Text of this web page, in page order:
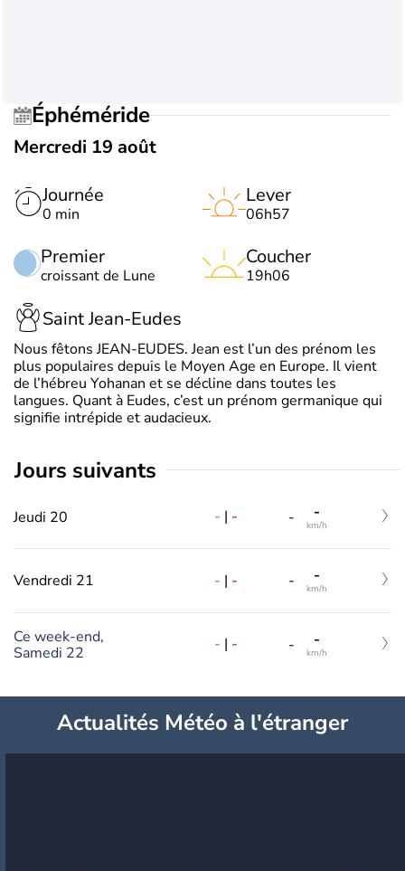
Éphéméride
Mercredi 19 août
Journée
0 min
Premier
croissant de Lune
Lever
06h57
Coucher
19h06
Saint Jean-Eudes
Nous fêtons JEAN-EUDES. Jean est l’un des prénom les
plus populaires depuis le Moyen Age en Europe. Il vient
de l’hébreu Yohanan et se décline dans toutes les
langues. Quant à Eudes, c’est un prénom germanique qui
signifie intrépide et audacieux.
jours suivants
Jeudi 20 - | - - -
km/h
Vendredi 21 - | - - -
km/h
Ce week-end,
Samedi 22
- | - - -
km/h
Actualités Météo à l'étranger